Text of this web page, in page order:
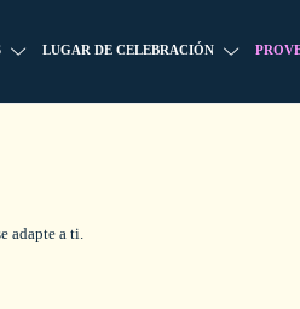
LUGAR DE CELEBRACIÓN
adapte a ti.